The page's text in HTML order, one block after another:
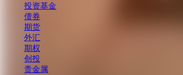
投资基金
债券
期货
外汇
期权
创投
贵金属